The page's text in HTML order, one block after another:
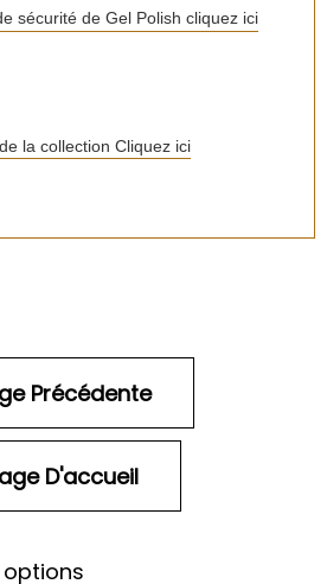
sécurité de Gel Polish cliquez ici
la collection Cliquez ici
options